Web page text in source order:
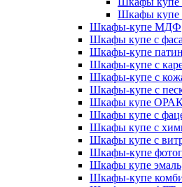
Шкафы купе
Шкафы-купе МДФ
Шкафы купе с
Шкафы-купе
Шкафы-купе с
Шкафы-купе с
Шкафы-купе с
Шкафы купе
Шкафы купе с
Шкафы купе с
Шкафы купе с
Шкафы-купе
Шкафы купе эмаль
Шкафы-купе